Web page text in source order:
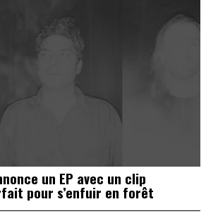
un EP avec un clip
pour s’enfuir en forêt